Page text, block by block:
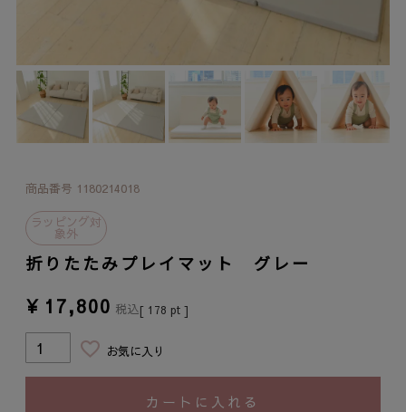
商品番号 1180214018
ラッピング対
象外
折りたたみプレイマット グレー
¥ 17,800 税込[ 178 pt ]
お気に入り
カートに入れる